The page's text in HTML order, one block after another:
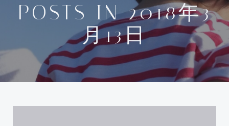
ス
キ
ッ
プ
POSTS IN 2018年3
月13日